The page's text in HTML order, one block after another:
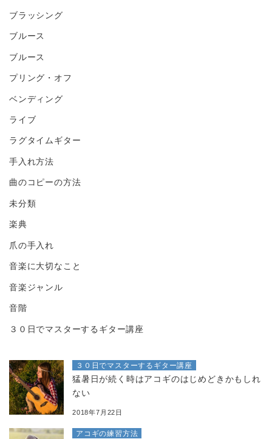
ブラッシング
ブルース
ブルース
プリング・オフ
ベンディング
ライブ
ラグタイムギター
手入れ方法
曲のコピーの方法
未分類
楽典
爪の手入れ
音楽に大切なこと
音楽ジャンル
音階
３０日でマスターするギター講座
３０日でマスターするギター講座
猛暑日が続く時はアコギのはじめどきかもしれ
ない
2018年7月22日
アコギの練習方法